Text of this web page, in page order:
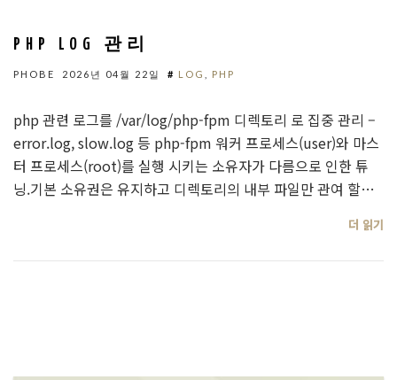
PHP LOG 관리
PHOBE 2026년 04월 22일 # LOG PHP
php 관련 로그를 /var/log/php-fpm 디렉토리 로 집중 관리 –
error.log, slow.log 등 php-fpm 워커 프로세스(user)와 마스
터 프로세스(root)를 실행 시키는 소유자가 다름으로 인한 튜
닝.기본 소유권은 유지하고 디렉토리의 내부 파일만 관여 할…
더 읽기